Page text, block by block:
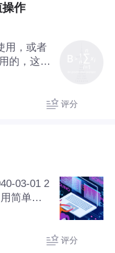
消息中间
。常见
鉴于很
作
用，或者
的，这里
档，那么
法可能有
这比较习
用域插
法进行简
用用法让
评分
03-01 2
简单的u
评分